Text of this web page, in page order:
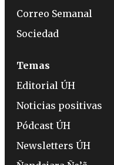
Correo Semanal
Sociedad
Temas
Editorial ÚH
Noticias positivas
Pódcast ÚH
Newsletters ÚH